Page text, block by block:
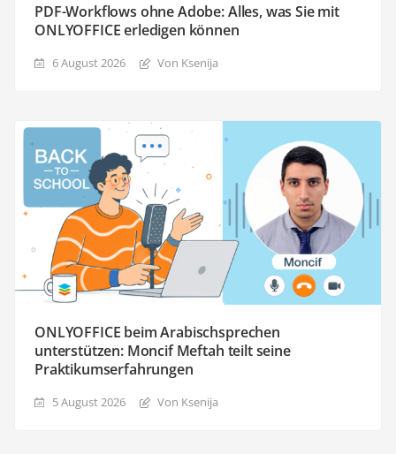
PDF-Workflows ohne Adobe: Alles, was Sie mit
ONLYOFFICE erledigen können
6 August 2026 Von Ksenija
ONLYOFFICE beim Arabischsprechen
unterstützen: Moncif Meftah teilt seine
Praktikumserfahrungen
5 August 2026 Von Ksenija